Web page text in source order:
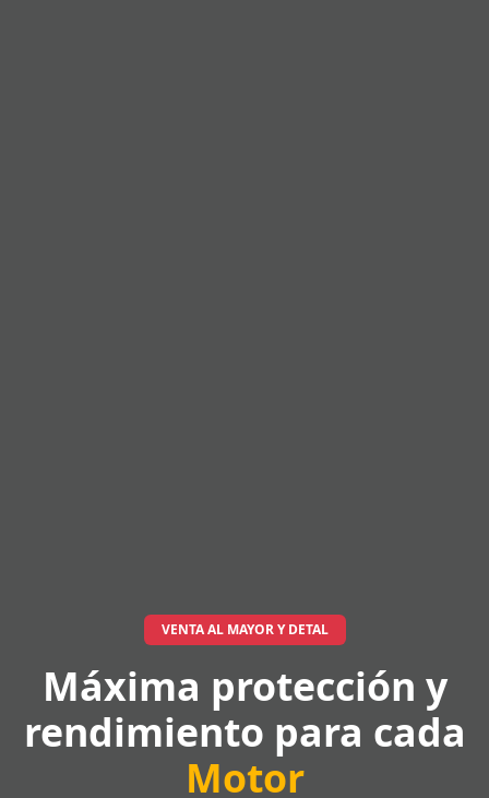
VENTA AL MAYOR Y DETAL
Máxima protección y
rendimiento para cada
Motor